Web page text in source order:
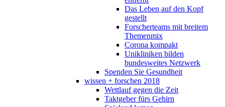
Das Leben auf den Kopf
gestellt
Forscherteams mit breitem
Themenmix
Corona kompakt
Unikliniken bilden
bundesweites Netzwerk
Spenden Sie Gesundheit
wissen + forschen 2018
Wettlauf gegen die Zeit
Taktgeber fürs Gehirn